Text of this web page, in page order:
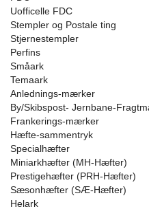
Uofficelle FDC
Stempler og Postale ting
Stjernestempler
Perfins
Småark
Temaark
Anlednings-mærker
By/Skibspost- Jernbane-
Frankerings-mærker
Hæfte-sammentryk
Specialhæfter
Miniarkhæfter (MH-Hæfter)
Prestigehæfter (PRH-Hæfter)
Sæsonhæfter (SÆ-Hæfter)
Helark